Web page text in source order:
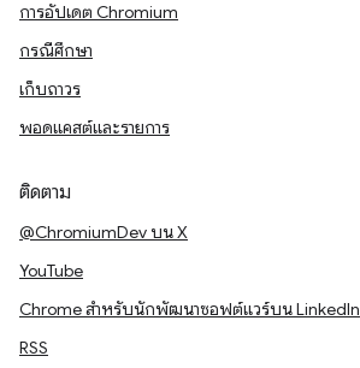
การอัปเดต Chromium
กรณีศึกษา
เก็บถาวร
พอดแคสต์และรายการ
ติดตาม
@ChromiumDev บน X
YouTube
Chrome สำหรับนักพัฒนาซอฟต์แวร์บน LinkedIn
RSS